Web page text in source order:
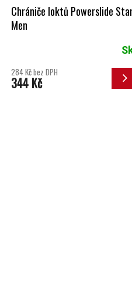
Chrániče loktů Powerslide
Men
284 Kč bez DPH
344 Kč